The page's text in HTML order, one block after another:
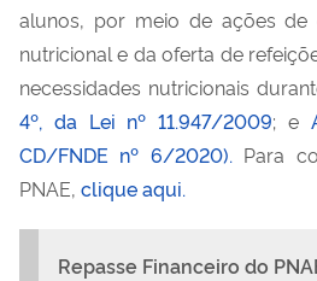
alunos, por meio de ações de
nutricional e da oferta de
necessidades nutricionais
4º, da Lei nº 11.947/2009; e
CD/FNDE nº 6/2020). Para
PNAE, clique aqui.
Repasse Financeiro do